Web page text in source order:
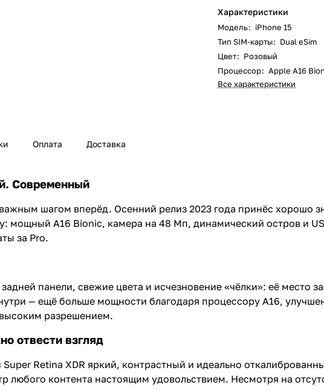
Характеристики
Модель: iPhone 15
Тип SIM-карты: Dual eSim
Цвет: Розовый
Процессор: Apple A16
Все характеристики
Оплата Доставка
Современный
шагом вперёд. Осенний релиз 2023 года принёс
мощный A16 Bionic, камера на 48 Мп, динамический остров и
за Pro.
панели, свежие цвета и исчезновение «чёлки»: её место
— ещё больше мощности благодаря процессору A16,
разрешением.
отвести взгляд
Retina XDR яркий, контрастный и идеально
любого контента настоящим удовольствием. Несмотря на